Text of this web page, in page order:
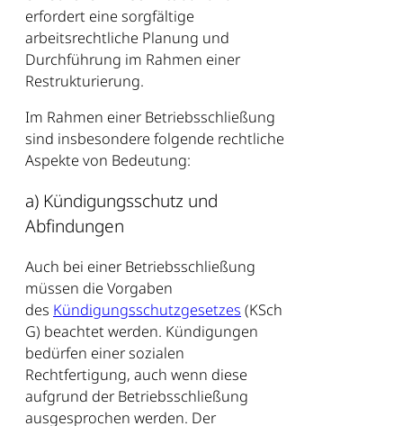
erfordert eine sorgfältige
arbeitsrechtliche Planung und
Durchführung im Rahmen einer
Restrukturierung.
Im Rahmen einer Betriebsschließung
sind insbesondere folgende rechtliche
Aspekte von Bedeutung:
a) Kündigungsschutz und
Abfindungen
Auch bei einer Betriebsschließung
müssen die Vorgaben
des Kündigungsschutzgesetzes (KSch
G) beachtet werden. Kündigungen
bedürfen einer sozialen
Rechtfertigung, auch wenn diese
aufgrund der Betriebsschließung
ausgesprochen werden. Der